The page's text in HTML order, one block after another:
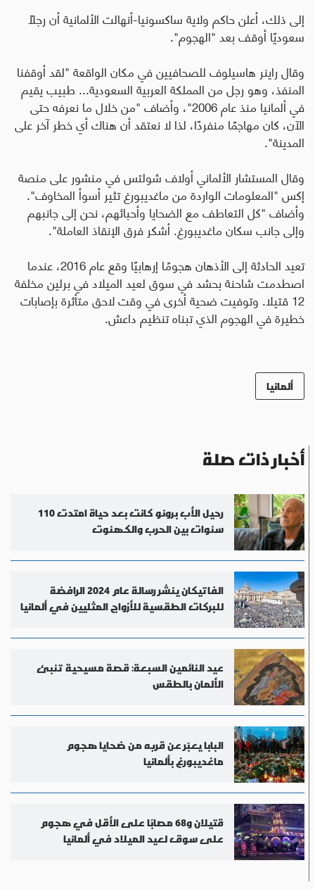
إلى ذلك، أعلن حاكم ولاية ساكسونيا-أنهالت الألمانية أن رجلاً
سعوديًا أوقف بعد "الهجوم".
وقال راينر هاسيلوف للصحافيين في مكان الواقعة "لقد أوقفنا
المنفذ، وهو رجل من المملكة العربية السعودية... طبيب يقيم
في ألمانيا منذ عام 2006"، وأضاف "من خلال ما نعرفه حتى
الآن، كان مهاجمًا منفردًا، لذا لا نعتقد أن هناك أي خطر آخر على
المدينة".
وقال المستشار الألماني أولاف شولتس في منشور على منصة
إكس "المعلومات الواردة من ماغديبورغ تثير أسوأ المخاوف".
وأضاف "كل التعاطف مع الضحايا وأحبائهم، نحن إلى جانبهم
وإلى جانب سكان ماغديبورغ. أشكر فرق الإنقاذ العاملة".
تعيد الحادثة إلى الأذهان هجومًا إرهابيًا وقع عام 2016، عندما
اصطدمت شاحنة بحشد في سوق لعيد الميلاد في برلين مخلفة
12 قتيلا . وتوفيت ضحية أخرى في وقت لاحق متأثرة بإصابات
خطيرة في الهجوم الذي تبناه تنظيم داعش.
ألمانيا
أخبار ذات صلة
رحيل الأب برونو كانت بعد حياة امتدت 110
سنوات بين الحرب والكهنوت
الفاتيكان ينشر رسالة عام 2024 الرافضة
للبركات الطقسية للأزواج المثليين في ألمانيا
عيد النائمين السبعة: قصة مسيحية تنبئ
الألمان بالطقس
البابا يعبّر عن قربه من ضحايا هجوم
ماغديبورغ بألمانيا
قتيلان و68 مصابًا على الأقل في هجوم
على سوق لعيد الميلاد في ألمانيا